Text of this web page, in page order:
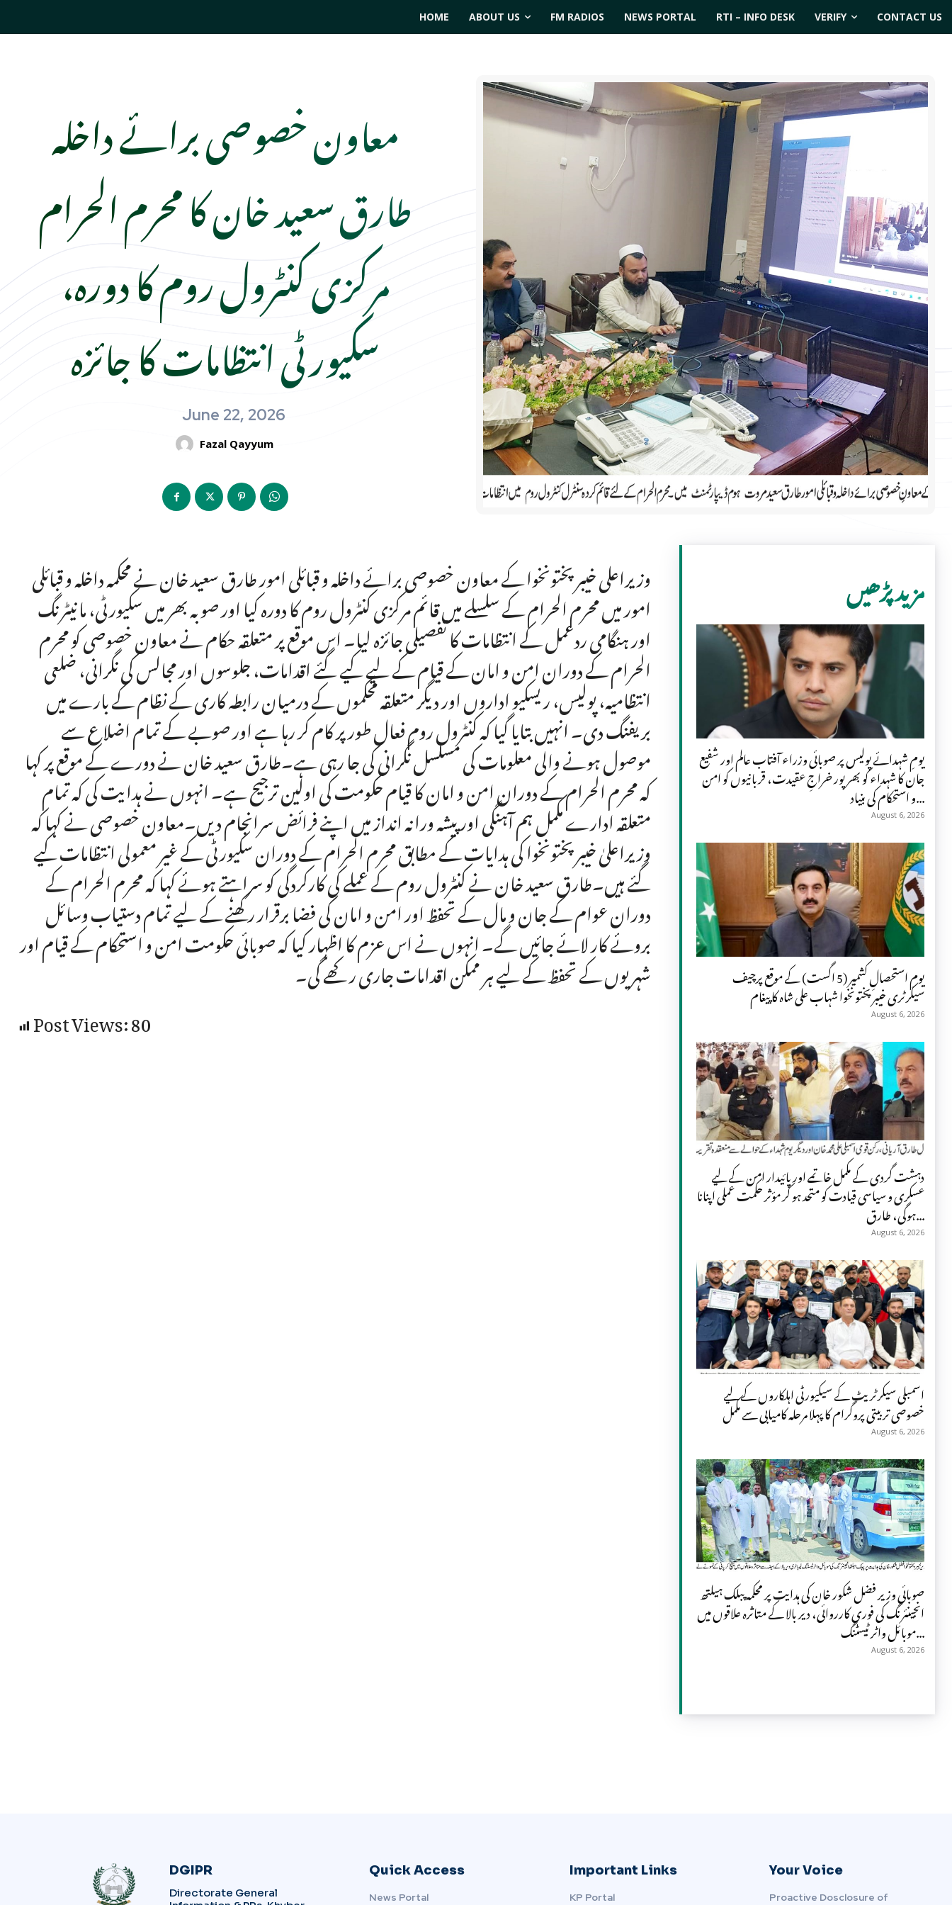
HOME ABOUT US FM RADIOS NEWS PORTAL RTI – INFO DESK VERIFY CONTACT US
معاون خصوصی برائے داخلہ
طارق سعید خان کا محرم الحرام
مرکزی کنٹرول روم کا دورہ،
سکیورٹی انتظامات کا جائزہ
June 22, 2026
Fazal Qayyum
وزیراعلی خیبرپختونخوا کے معاون خصوصی برائے داخلہ و قبائلی امور طارق سعید خان نے محکمہ داخلہ و قبائلی
امور میں محرم الحرام کے سلسلے میں قائم مرکزی کنٹرول روم کا دورہ کیا اور صوبہ بھر میں سکیورٹی، مانیٹرنگ
اور ہنگامی ردعمل کے انتظامات کا تفصیلی جائزہ لیا۔ اس موقع پر متعلقہ حکام نے معاون خصوصی کو محرم
الحرام کے دوران امن و امان کے قیام کے لیے کیے گئے اقدامات، جلوسوں اور مجالس کی نگرانی، ضلعی
انتظامیہ، پولیس، ریسکیو اداروں اور دیگر متعلقہ محکموں کے درمیان رابطہ کاری کے نظام کے بارے میں
بریفنگ دی۔ انہیں بتایا گیا کہ کنٹرول روم فعال طور پر کام کر رہا ہے اور صوبے کے تمام اضلاع سے
موصول ہونے والی معلومات کی مسلسل نگرانی کی جا رہی ہے۔طارق سعید خان نے دورے کے موقع پر کہا
کہ محرم الحرام کے دوران امن و امان کا قیام حکومت کی اولین ترجیح ہے۔ انہوں نے ہدایت کی کہ تمام
متعلقہ ادارے مکمل ہم آہنگی اور پیشہ ورانہ انداز میں اپنے فرائض سرانجام دیں۔معاون خصوصی نے کہا کہ
وزیراعلیٰ خیبرپختونخوا کی ہدایات کے مطابق محرم الحرام کے دوران سکیورٹی کے غیر معمولی انتظامات کیے
گئے ہیں۔طارق سعید خان نے کنٹرول روم کے عملے کی کارکردگی کو سراہتے ہوئے کہا کہ محرم الحرام کے
دوران عوام کے جان و مال کے تحفظ اور امن و امان کی فضا برقرار رکھنے کے لیے تمام دستیاب وسائل
بروئے کار لائے جائیں گے۔ انہوں نے اس عزم کا اظہار کیا کہ صوبائی حکومت امن و استحکام کے قیام اور
شہریوں کے تحفظ کے لیے ہر ممکن اقدامات جاری رکھے گی۔
Post Views:80
مزید پڑھیں
یومِ شہدائے پولیس پر صوبائی وزراء آفتاب عالم اور شفیع
جان کا شہداء کو بھرپور خراجِ عقیدت، قربانیوں کو امن
و استحکام کی بنیاد...
August 6, 2026
یومِ استحصالِ کشمیر (5 اگست) کے موقع پرچیف
سیکرٹری خیبر پختونخوا شہاب علی شاہ کا پیغام
August 6, 2026
دہشت گردی کے مکمل خاتمے اور پائیدار امن کے لیے
عسکری و سیاسی قیادت کو متحد ہو کر مؤثر حکمت عملی اپنانا
ہوگی، طارق...
August 6, 2026
اسمبلی سیکرٹریٹ کے سیکیورٹی اہلکاروں کے لیے
خصوصی تربیتی پروگرام کا پہلا مرحلہ کامیابی سے مکمل
August 6, 2026
صوبائی وزیر فضل شکور خان کی ہدایت پر محکمہ پبلک ہیلتھ
انجینئرنگ کی فوری کارروائی، دیر بالا کے متاثرہ علاقوں میں
موبائل واٹر ٹیسٹنگ...
August 6, 2026
DGIPR
Directorate General
Quick Access
News Portal
Important Links
KP Portal
Your Voice
Proactive Dosclosure of